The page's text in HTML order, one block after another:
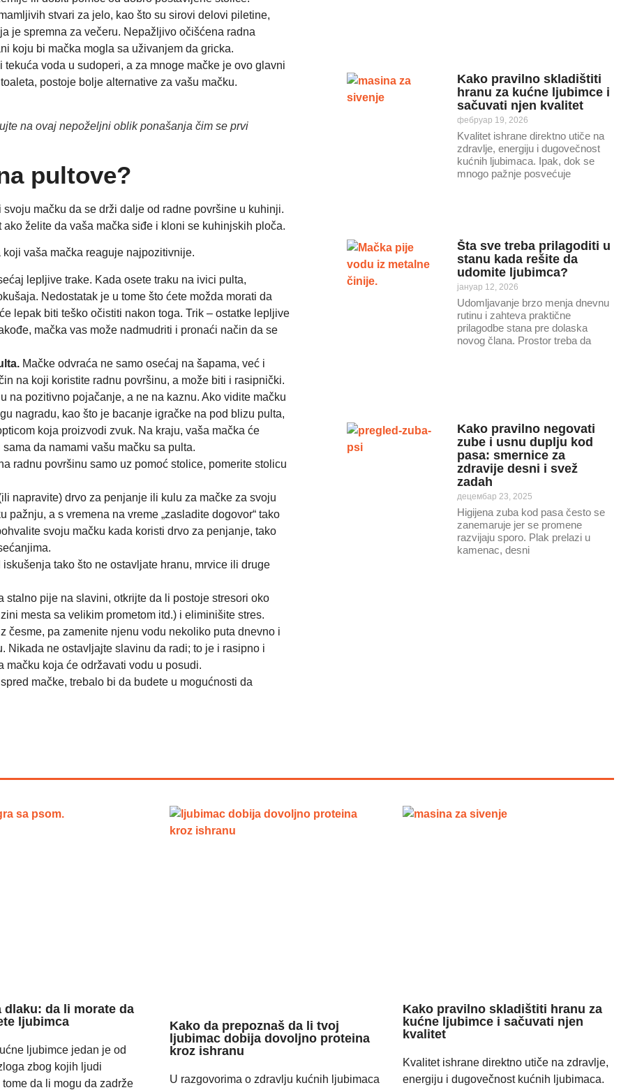
stvari za jelo, kao što su sirovi delovi piletine,
je spremna za večeru. Nepažljivo očišćena radna
koju bi mačka mogla sa uživanjem da gricka.
tekuća voda u sudoperi, a za mnoge mačke je ovo glavni
postoje bolje alternative za vašu mačku.
na ovaj nepoželjni oblik ponašanja čim se prvi
pultove?
mačku da se drži dalje od radne površine u kuhinji.
želite da vaša mačka siđe i kloni se kuhinjskih ploča.
vaša mačka reaguje najpozitivnije.
lepljive trake. Kada osete traku na ivici pulta,
Nedostatak je u tome što ćete možda morati da
lepak biti teško očistiti nakon toga. Trik – ostatke lepljive
mačka vas može nadmudriti i pronaći način da se
Mačke odvraća ne samo osećaj na šapama, već i
na koji koristite radnu površinu, a može biti i rasipnički.
na pozitivno pojačanje, a ne na kaznu. Ako vidite mačku
nagradu, kao što je bacanje igračke na pod blizu pulta,
koja proizvodi zvuk. Na kraju, vaša mačka će
da namami vašu mačku sa pulta.
radnu površinu samo uz pomoć stolice, pomerite stolicu
napravite) drvo za penjanje ili kulu za mačke za svoju
a s vremena na vreme „zasladite dogovor“ tako
svoju mačku kada koristi drvo za penjanje, tako
tako što ne ostavljate hranu, mrvice ili druge
stalno pije na slavini, otkrijte da li postoje stresori oko
mesta sa velikim prometom itd.) i eliminišite stres.
česme, pa zamenite njenu vodu nekoliko puta dnevno i
Nikada ne ostavljajte slavinu da radi; to je i rasipno i
mačku koja će održavati vodu u posudi.
mačke, trebalo bi da budete u mogućnosti da
Kako pravilno skladištiti
hranu za kućne ljubimce i
sačuvati njen kvalitet
фебруар 19, 2026
Kvalitet ishrane direktno utiče na
zdravlje, energiju i dugovečnost
kućnih ljubimaca. Ipak, dok se
mnogo pažnje posvećuje
Šta sve treba prilagoditi u
stanu kada rešite da
udomite ljubimca?
јануар 12, 2026
Udomljavanje brzo menja dnevnu
rutinu i zahteva praktične
prilagodbe stana pre dolaska
novog člana. Prostor treba da
Kako pravilno negovati
zube i usnu duplju kod
pasa: smernice za
zdravije desni i svež
zadah
децембар 23, 2025
Higijena zuba kod pasa često se
zanemaruje jer se promene
razvijaju sporo. Plak prelazi u
kamenac, desni
dlaku: da li morate da
ljubimca
ljubimce jedan je od
zbog kojih ljudi
da li mogu da zadrže
Kako da prepoznaš da li tvoj
ljubimac dobija dovoljno proteina
kroz ishranu
U razgovorima o zdravlju kućnih ljubimaca
Kako pravilno skladištiti hranu za
kućne ljubimce i sačuvati njen
kvalitet
Kvalitet ishrane direktno utiče na zdravlje,
energiju i dugovečnost kućnih ljubimaca.